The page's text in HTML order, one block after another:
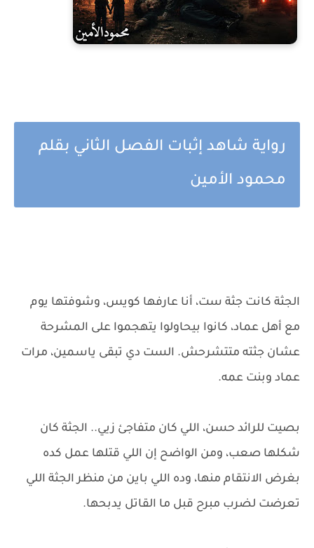
رواية شاهد إثبات الفصل الثاني بقلم
محمود الأمين
الجثة كانت جثة ست، أنا عارفها كويس، وشوفتها يوم
مع أهل عماد، كانوا بيحاولوا يتهجموا على المشرحة
عشان جثته متتشرحش. الست دي تبقى ياسمين، مرات
عماد وبنت عمه.
بصيت للرائد حسن، اللي كان متفاجئ زيي.. الجثة كان
شكلها صعب، ومن الواضح إن اللي قتلها عمل كده
بغرض الانتقام منها، وده اللي باين من منظر الجثة اللي
تعرضت لضرب مبرح قبل ما القاتل يدبحها.